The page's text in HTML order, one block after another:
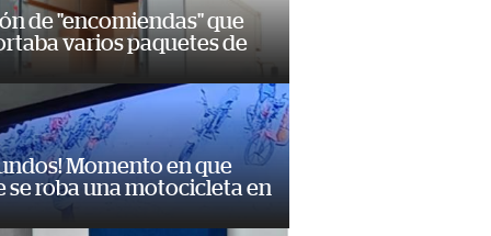
de "encomiendas" que
varios paquetes de
Momento en que
se roba una motocicleta en